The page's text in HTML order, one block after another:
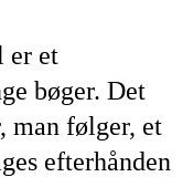
er et
bøger. Det
man følger, et
efterhånden